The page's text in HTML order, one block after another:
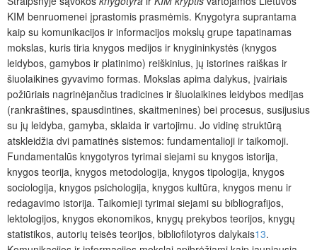
KIM ben­ruomenei įprastomis prasmėmis. Knygotyra suprantama
kaip su komunikacijos ir informacijos mokslų grupe tapatinamas
mokslas, kuris tiria knygos medijos ir knygininkystės (knygos
leidybos, gamybos ir platinimo) reiškinius, jų istorines raiškas ir
šiuolaikines gyvavimo formas. Mokslas apima dalykus, įvairiais
požiūriais nagrinėjančius tradicines ir šiuolaikines leidybos medijas
(rankraštines, spausdintines, skaitmenines) bei procesus, susijusius
su jų leidyba, gamyba, sklaida ir vartojimu. Jo vidinę struktūrą
atskleidžia dvi pamatinės sistemos: fundamentalioji ir taikomoji.
Fundamentalūs knygotyros tyrimai siejami su knygos istorija,
knygos teorija, knygos metodologija, knygos tipologija, knygos
sociologija, knygos psichologija, knygos kultūra, knygos menu ir
redagavimo istorija. Taikomieji tyrimai siejami su bibliografijos,
lektologijos, knygos ekonomikos, knygų prekybos teorijos, knygų
statistikos, autorių teisės teorijos, bibliofilotyros dalykais13.